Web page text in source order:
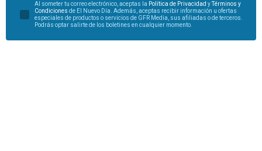
Al someter tu correo electrónico, aceptas la Política de Privacidad yTérminos y
Condiciones de El Nuevo Día. Además, aceptas recibir información u ofertas
especiales de productos o servicios de GFR Media, sus afiliadas o de terceros.
Podrás optar salirte de los boletines en cualquier momento.